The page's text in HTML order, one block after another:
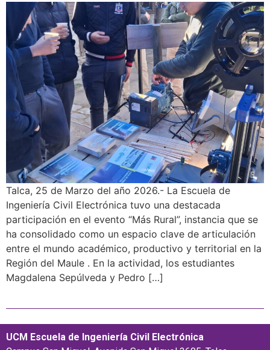
Talca, 25 de Marzo del año 2026.- La Escuela de
Ingeniería Civil Electrónica tuvo una destacada
participación en el evento “Más Rural”, instancia que se
ha consolidado como un espacio clave de articulación
entre el mundo académico, productivo y territorial en la
Región del Maule . En la actividad, los estudiantes
Magdalena Sepúlveda y Pedro […]
UCM Escuela de Ingeniería Civil Electrónica